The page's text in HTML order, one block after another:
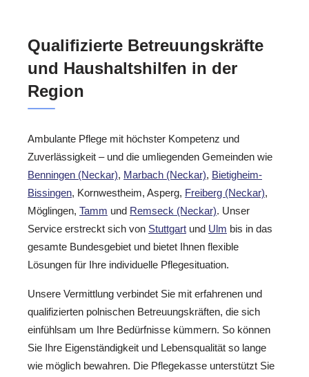
Qualifizierte Betreuungskräfte
und Haushaltshilfen in der
Region
Ambulante Pflege mit höchster Kompetenz und
Zuverlässigkeit – und die umliegenden Gemeinden wie
Benningen (Neckar), Marbach (Neckar), Bietigheim-
Bissingen, Kornwestheim, Asperg, Freiberg (Neckar),
Möglingen, Tamm und Remseck (Neckar). Unser
Service erstreckt sich von Stuttgart und Ulm bis in das
gesamte Bundesgebiet und bietet Ihnen flexible
Lösungen für Ihre individuelle Pflegesituation.
Unsere Vermittlung verbindet Sie mit erfahrenen und
qualifizierten polnischen Betreuungskräften, die sich
einfühlsam um Ihre Bedürfnisse kümmern. So können
Sie Ihre Eigenständigkeit und Lebensqualität so lange
wie möglich bewahren. Die Pflegekasse unterstützt Sie